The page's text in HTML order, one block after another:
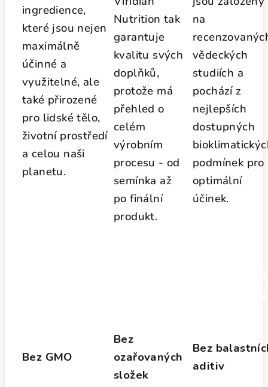
ingredience,
které jsou nejen
maximálně
účinné a
využitelné, ale
také přirozené
pro lidské tělo,
životní prostředí
a celou naši
planetu.
Nutrition tak
garantuje
kvalitu svých
doplňků,
protože má
přehled o
celém
výrobním
procesu - od
semínka až
po finální
produkt.
na
vědeckých
studiích a
pochází z
nejlepších
dostupných
podmínek pro
optimální
účinek.
Bez GMO
Bez
ozařovaných
složek
Bez
aditiv